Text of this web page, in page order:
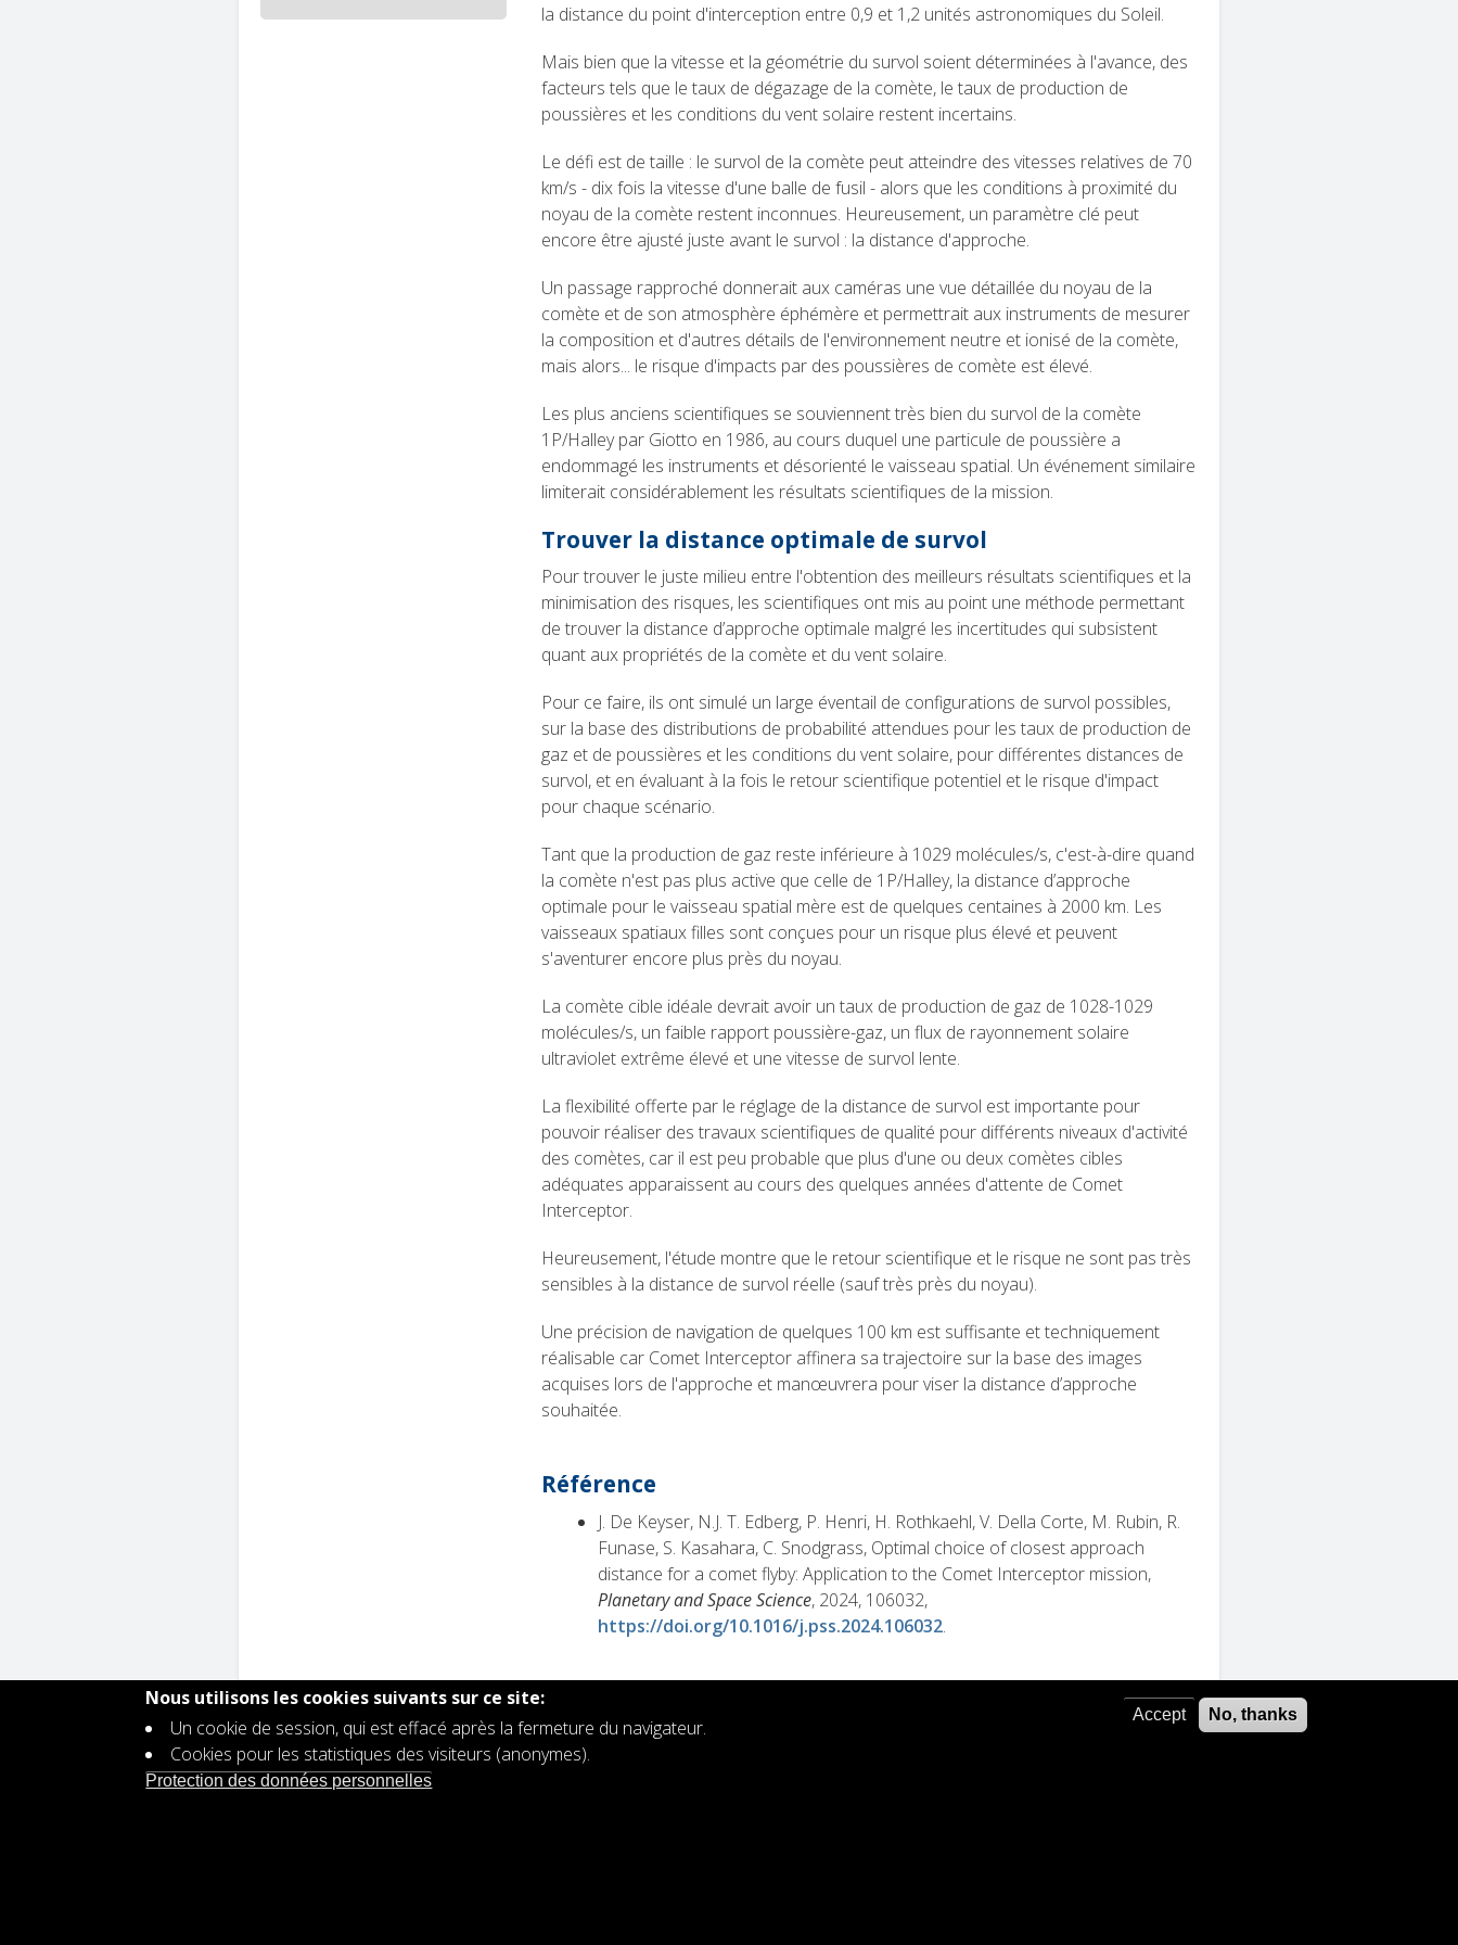
la distance du point d'interception entre 0,9 et 1,2 unités astronomiques du Soleil.
Mais bien que la vitesse et la géométrie du survol soient déterminées à l'avance, des
facteurs tels que le taux de dégazage de la comète, le taux de production de
poussières et les conditions du vent solaire restent incertains.
Le défi est de taille : le survol de la comète peut atteindre des vitesses relatives de 70
km/s - dix fois la vitesse d'une balle de fusil - alors que les conditions à proximité du
noyau de la comète restent inconnues. Heureusement, un paramètre clé peut
encore être ajusté juste avant le survol : la distance d'approche.
Un passage rapproché donnerait aux caméras une vue détaillée du noyau de la
comète et de son atmosphère éphémère et permettrait aux instruments de mesurer
la composition et d'autres détails de l'environnement neutre et ionisé de la comète,
mais alors... le risque d'impacts par des poussières de comète est élevé.
Les plus anciens scientifiques se souviennent très bien du survol de la comète
1P/Halley par Giotto en 1986, au cours duquel une particule de poussière a
endommagé les instruments et désorienté le vaisseau spatial. Un événement similaire
limiterait considérablement les résultats scientifiques de la mission.
Trouver la distance optimale de survol
Pour trouver le juste milieu entre l'obtention des meilleurs résultats scientifiques et la
minimisation des risques, les scientifiques ont mis au point une méthode permettant
de trouver la distance d’approche optimale malgré les incertitudes qui subsistent
quant aux propriétés de la comète et du vent solaire.
Pour ce faire, ils ont simulé un large éventail de configurations de survol possibles,
sur la base des distributions de probabilité attendues pour les taux de production de
gaz et de poussières et les conditions du vent solaire, pour différentes distances de
survol, et en évaluant à la fois le retour scientifique potentiel et le risque d'impact
pour chaque scénario.
Tant que la production de gaz reste inférieure à 1029 molécules/s, c'est-à-dire quand
la comète n'est pas plus active que celle de 1P/Halley, la distance d’approche
optimale pour le vaisseau spatial mère est de quelques centaines à 2000 km. Les
vaisseaux spatiaux filles sont conçues pour un risque plus élevé et peuvent
s'aventurer encore plus près du noyau.
La comète cible idéale devrait avoir un taux de production de gaz de 1028-1029
molécules/s, un faible rapport poussière-gaz, un flux de rayonnement solaire
ultraviolet extrême élevé et une vitesse de survol lente.
La flexibilité offerte par le réglage de la distance de survol est importante pour
pouvoir réaliser des travaux scientifiques de qualité pour différents niveaux d'activité
des comètes, car il est peu probable que plus d'une ou deux comètes cibles
adéquates apparaissent au cours des quelques années d'attente de Comet
Interceptor.
Heureusement, l'étude montre que le retour scientifique et le risque ne sont pas très
sensibles à la distance de survol réelle (sauf très près du noyau).
Une précision de navigation de quelques 100 km est suffisante et techniquement
réalisable car Comet Interceptor affinera sa trajectoire sur la base des images
acquises lors de l'approche et manœuvrera pour viser la distance d’approche
souhaitée.
Référence
J. De Keyser, N.J. T. Edberg, P. Henri, H. Rothkaehl, V. Della Corte, M. Rubin, R.
Funase, S. Kasahara, C. Snodgrass, Optimal choice of closest approach
distance for a comet flyby: Application to the Comet Interceptor mission,
Planetary and Space Science, 2024, 106032,
https://doi.org/10.1016/j.pss.2024.106032.
Contact
Nous utilisons les cookies suivants sur ce site:
Un cookie de session, qui est effacé après la fermeture du navigateur.
Cookies pour les statistiques des visiteurs (anonymes).
Protection des données personnelles
Accept No, thanks